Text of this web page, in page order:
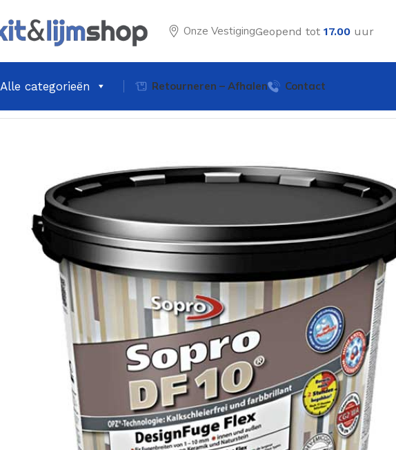
Onze VestigingGeopend tot 17.00 uur
Alle categorieën Retourneren – Afhalen Contact